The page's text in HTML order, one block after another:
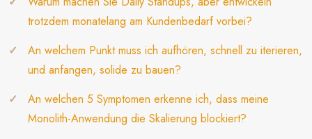
trotzdem monatelang am Kundenbedarf vorbei?
An welchem Punkt muss ich aufhören, schnell zu iterieren,
und anfangen, solide zu bauen?
An welchen 5 Symptomen erkenne ich, dass meine
Monolith-Anwendung die Skalierung blockiert?